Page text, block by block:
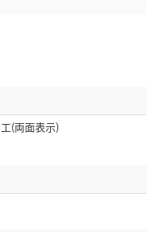
(両面表示)